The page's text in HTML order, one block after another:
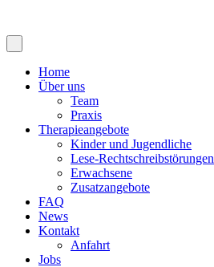
Home
Über uns
Team
Praxis
Therapieangebote
Kinder und Jugendliche
Lese-Rechtschreibstörungen
Erwachsene
Zusatzangebote
FAQ
News
Kontakt
Anfahrt
Jobs